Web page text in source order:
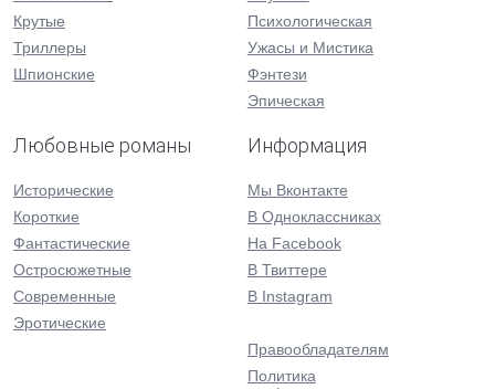
Крутые
Триллеры
Шпионские
Психологическая
Ужасы и Мистика
Фэнтези
Эпическая
Любовные романы
Исторические
Короткие
Фантастические
Остросюжетные
Современные
Эротические
Информация
Мы Вконтакте
В Одноклассниках
На Facebook
В Твиттере
В Instagram
Правообладателям
Политика